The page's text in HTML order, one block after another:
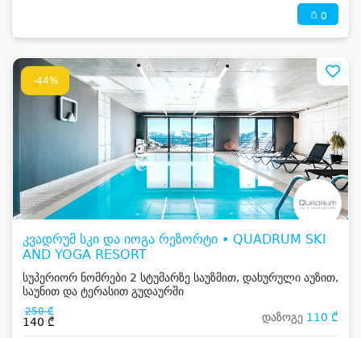
0
-44%
კვადრუმ სკი და იოგა რეზორტი • QUADRUM SKI
AND YOGA RESORT
სუპერიორ ნომრები 2 სტუმარზე საუზმით, დახურული აუზით,
საუნით და ტერასით გუდაურში
250 ₾
140 ₾ დაზოგე 110 ₾